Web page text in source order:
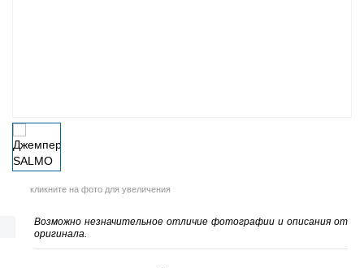
кликните на фото для увеличения
Возможно незначительное отличие фотографии и описания от
оригинала.